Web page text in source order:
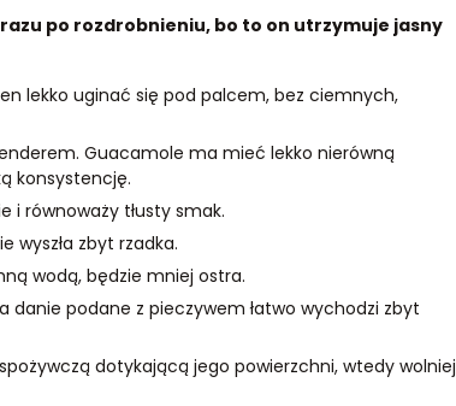
po rozdrobnieniu, bo to on utrzymuje jasny
lekko uginać się pod palcem, bez ciemnych,
Guacamole ma mieć lekko nierówną
konsystencję.
i równoważy tłusty smak.
wyszła zbyt rzadka.
wodą, będzie mniej ostra.
danie podane z pieczywem łatwo wychodzi zbyt
dotykającą jego powierzchni, wtedy wolniej